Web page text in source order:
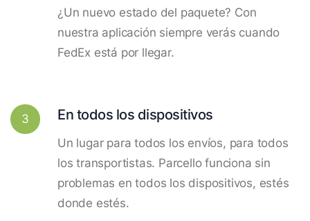
¿Un nuevo estado del paquete? Con
nuestra aplicación siempre verás cuando
FedEx está por llegar.
3 En todos los dispositivos
Un lugar para todos los envíos, para todos
los transportistas. Parcello funciona sin
problemas en todos los dispositivos, estés
donde estés.